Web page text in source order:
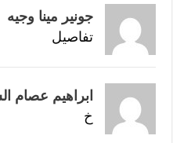
جونير مينا وجيه
تفاصيل
ابراهيم عصام
خ